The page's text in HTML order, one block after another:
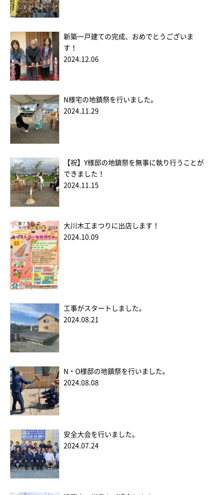
新築一戸建ての完成、おめでとうございま
す！
2024.12.06
N様宅の地鎮祭を行いました。
2024.11.29
【祝】Y様邸の地鎮祭を無事に執り行うことが
できました！
2024.11.15
大川木工まつりに出店します！
2024.10.09
工事がスタートしました。
2024.08.21
N・O様邸の地鎮祭を行いました。
2024.08.08
安全大会を行いました。
2024.07.24